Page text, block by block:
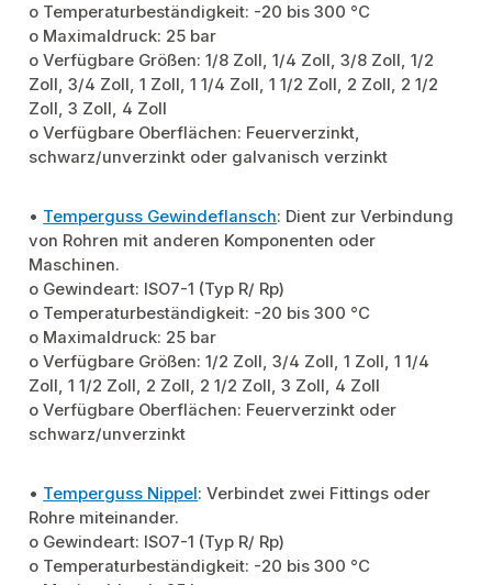
o Temperaturbeständigkeit: -20 bis 300 °C
o Maximaldruck: 25 bar
o Verfügbare Größen: 1/8 Zoll, 1/4 Zoll, 3/8 Zoll, 1/2
Zoll, 3/4 Zoll, 1 Zoll, 1 1/4 Zoll, 1 1/2 Zoll, 2 Zoll, 2 1/2
Zoll, 3 Zoll, 4 Zoll
o Verfügbare Oberflächen: Feuerverzinkt,
schwarz/unverzinkt oder galvanisch verzinkt
• Temperguss Gewindeflansch: Dient zur Verbindung
von Rohren mit anderen Komponenten oder
Maschinen.
o Gewindeart: ISO7-1 (Typ R/ Rp)
o Temperaturbeständigkeit: -20 bis 300 °C
o Maximaldruck: 25 bar
o Verfügbare Größen: 1/2 Zoll, 3/4 Zoll, 1 Zoll, 1 1/4
Zoll, 1 1/2 Zoll, 2 Zoll, 2 1/2 Zoll, 3 Zoll, 4 Zoll
o Verfügbare Oberflächen: Feuerverzinkt oder
schwarz/unverzinkt
• Temperguss Nippel: Verbindet zwei Fittings oder
Rohre miteinander.
o Gewindeart: ISO7-1 (Typ R/ Rp)
o Temperaturbeständigkeit: -20 bis 300 °C